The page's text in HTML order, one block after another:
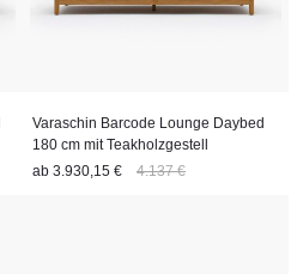
Varaschin Barcode Lounge Daybed
180 cm mit Teakholzgestell
ab 3.930,15 € 4.137 €